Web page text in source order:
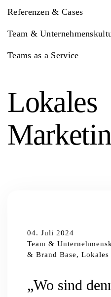
Referenzen & Cases
Team &
Teams as a Service
Lokales
04. Juli 2024
Team &
& Brand Base, Lokales
„Wo sind